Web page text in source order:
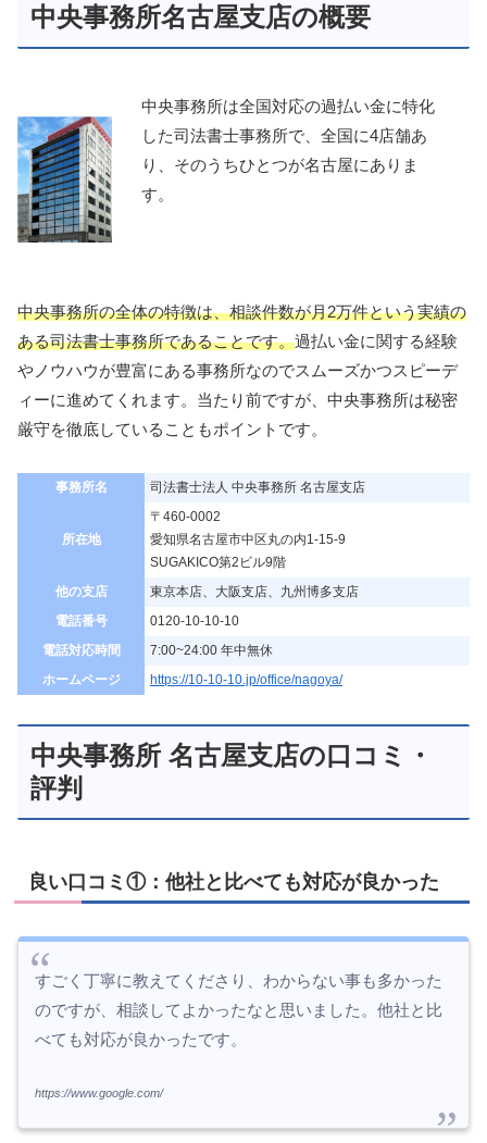
中央事務所名古屋支店の概要
中央事務所は全国対応の過払い金に特化
した司法書士事務所で、全国に4店舗あ
り、そのうちひとつが名古屋にありま
す。
中央事務所の全体の特徴は、相談件数が月2万件という実績の
ある司法書士事務所であることです。過払い金に関する経験
やノウハウが豊富にある事務所なのでスムーズかつスピーデ
ィーに進めてくれます。当たり前ですが、中央事務所は秘密
厳守を徹底していることもポイントです。
事務所名 司法書士法人 中央事務所 名古屋支店
所在地
〒460-0002
愛知県名古屋市中区丸の内1-15-9
SUGAKICO第2ビル9階
他の支店
東京本店、大阪支店、九州博多支店
電話番号
0120-10-10-10
電話対応時間
7:00~24:00 年中無休
ホームページ
https://10-10-10.jp/office/nagoya/
中央事務所 名古屋支店の口コミ・
評判
良い口コミ①：他社と比べても対応が良かった
すごく丁寧に教えてくださり、わからない事も多かった
のですが、相談してよかったなと思いました。他社と比
べても対応が良かったです。
https://www.google.com/